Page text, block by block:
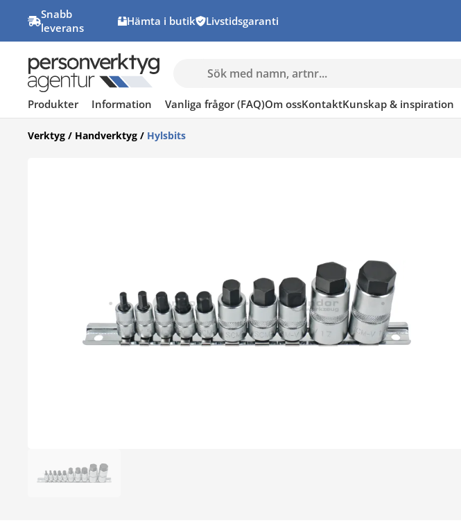
Snabb
leverans
Hämta i butik Livstidsgaranti
Produkter Information Vanliga frågor (FAQ)Om ossKontaktKunskap & inspiration
Verktyg / Handverktyg / Hylsbits